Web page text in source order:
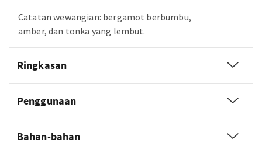
Catatan wewangian: bergamot berbumbu,
amber, dan tonka yang lembut.
Ringkasan
Penggunaan
Bahan-bahan